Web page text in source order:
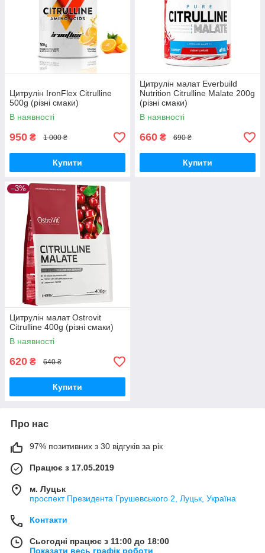
Цитрулін IronFlex Citrulline
500g (різні смаки)
В наявності
950 ₴ 1 000 ₴
Купити
Цитрулін малат Everbuild
Nutrition Citrulline Malate 200g
(різні смаки)
В наявності
660 ₴ 690 ₴
Купити
–3%
Цитрулін малат Ostrovit
Citrulline 400g (різні смаки)
В наявності
620 ₴ 640 ₴
Купити
Про нас
97% позитивних з 30 відгуків за рік
Працює з 17.05.2019
м. Луцьк
проспект Президента Грушевського 2, Луцьк, Україна
Контакти
Сьогодні працює з 11:00 до 18:00
Показати весь графік роботи